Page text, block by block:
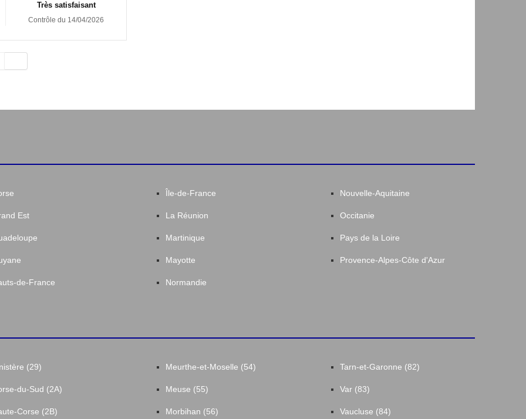
Très satisfaisant
Contrôle du 14/04/2026
Est
de-France
Île-de-France
La Réunion
Martinique
Mayotte
Normandie
Nouvelle-Aquitaine
Occitanie
Pays de la Loire
Provence-Alpes-Côte d'Azur
(29)
du-Sud (2A)
Corse (2B)
Meurthe-et-Moselle (54)
Meuse (55)
Morbihan (56)
Tarn-et-Garonne (82)
Var (83)
Vaucluse (84)